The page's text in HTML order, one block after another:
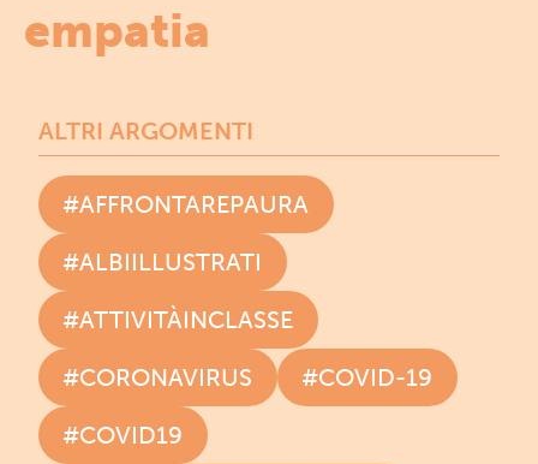
empatia
ALTRI ARGOMENTI
#AFFRONTAREPAURA
#ALBIILLUSTRATI
#ATTIVITÀINCLASSE
#CORONAVIRUS
#COVID-19
#COVID19